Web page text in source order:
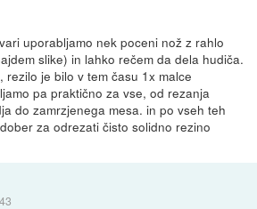
uporabljamo nek poceni nož z rahlo
slike) in lahko rečem da dela hudiča.
rezilo je bilo v tem času 1x malce
pa praktično za vse, od rezanja
do zamrzjenega mesa. in po vseh teh
za odrezati čisto solidno rezino